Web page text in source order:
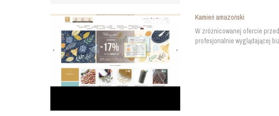
Kamień amazoński
W zróżnicowanej ofercie
profesjonalnie wyglądającej